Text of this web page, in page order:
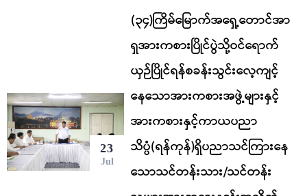
23
Jul
(၃၄)ကြိမ်မြောက်အရှေ့တောင်အာ
ရှအားကစားပြိုင်ပွဲသို့ဝင်ရောက်
ယှဉ်ပြိုင်ရန်စခန်းသွင်းလေ့ကျင့်
နေသောအားကစားအဖွဲ့များနှင့်
အားကစားနှင့်ကာယပညာ
သိပ္ပံ(ရန်ကုန်)ရှိပညာသင်ကြားနေ
သောသင်တန်းသား/သင်တန်း